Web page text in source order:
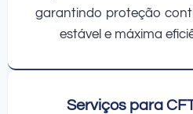
garantindo proteção
estável e máxima
Serviços para